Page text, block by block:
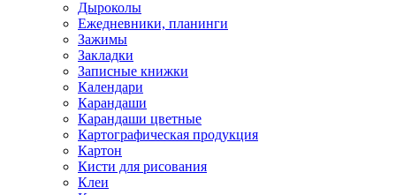
Дыроколы
Ежедневники, планинги
Зажимы
Закладки
Записные книжки
Календари
Карандаши
Карандаши цветные
Картографическая продукция
Картон
Кисти для рисования
Клеи